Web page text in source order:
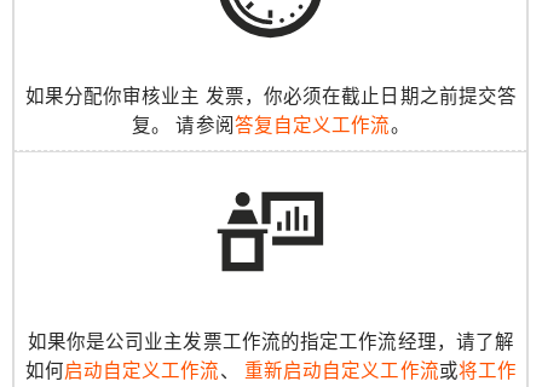
如果分配你审核业主 发票，你必须在截止日期之前提交答
复。 请参阅答复自定义工作流。
如果你是公司业主发票工作流的指定工作流经理，请了解
如何启动自定义工作流、 重新启动自定义工作流或将工作